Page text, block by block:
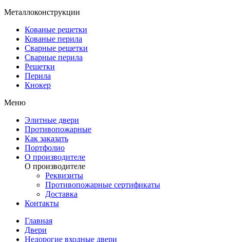
Металлоконструкции
Кованые решетки
Кованые перила
Сварные решетки
Сварные перила
Решетки
Перила
Кнокер
Меню
Элитные двери
Противопожарные
Как заказать
Портфолио
О производителе
О производителе
Реквизиты
Противопожарные сертификаты
Доставка
Контакты
Главная
Двери
Недорогие входные двери